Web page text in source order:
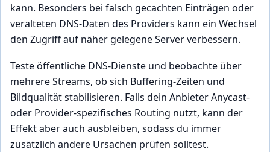
kann. Besonders bei falsch gecachten Einträgen oder
veralteten DNS-Daten des Providers kann ein Wechsel
den Zugriff auf näher gelegene Server verbessern.
Teste öffentliche DNS-Dienste und beobachte über
mehrere Streams, ob sich Buffering-Zeiten und
Bildqualität stabilisieren. Falls dein Anbieter Anycast-
oder Provider-spezifisches Routing nutzt, kann der
Effekt aber auch ausbleiben, sodass du immer
zusätzlich andere Ursachen prüfen solltest.